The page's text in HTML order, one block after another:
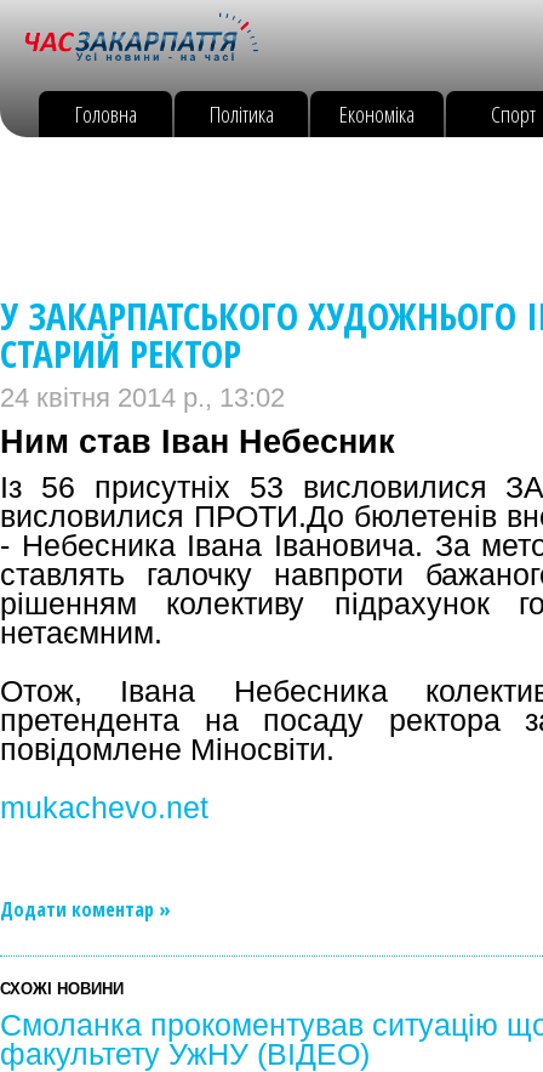
Головна Політика Економіка Спорт
У ЗАКАРПАТСЬКОГО ХУДОЖНЬОГО
СТАРИЙ РЕКТОР
24 квітня 2014 р., 13:02
Ним став Іван Небесник
Із 56 присутніх 53 висловилися
висловилися ПРОТИ.До бюлетенів
- Небесника Івана Івановича. За
ставлять галочку навпроти
рішенням колективу підрахунок
нетаємним.
Отож, Івана Небесника
претендента на посаду ректора
повідомлене Міносвіти.
mukachevo.net
Додати коментар »
СХОЖІ НОВИНИ
Смоланка прокоментував ситуацію
факультету УжНУ (ВІДЕО)